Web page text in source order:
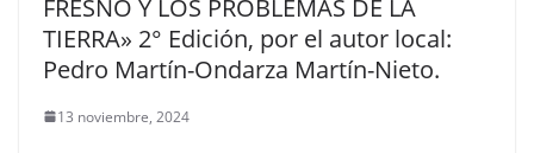
FRESNO Y LOS PROBLEMAS DE LA
TIERRA» 2° Edición, por el autor local:
Pedro Martín-Ondarza Martín-Nieto.
13 noviembre, 2024